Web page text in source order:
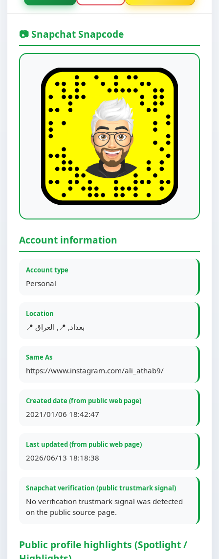
📷 Snapchat Snapcode
Account information
Account type
Personal
Location
📍 بغداد, 📍, العراق
Same As
https://www.instagram.com/ali_athab9/
Created date (from public web page)
2021/01/06 18:42:47
Last updated (from public web page)
2026/06/13 18:18:38
Snapchat verification (public trustmark signal)
No verification trustmark signal was detected
on the public source page.
Public profile highlights (Spotlight /